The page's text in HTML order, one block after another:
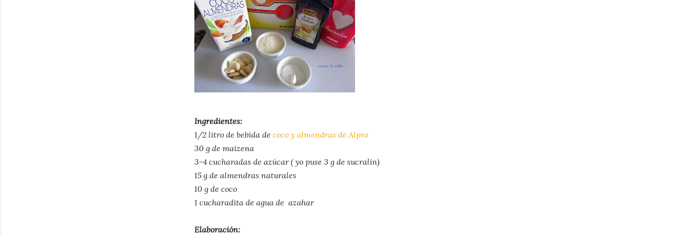
Ingredientes:
1/2 litro de bebida de coco y almendras de Alpro
30 g de maizena
3-4 cucharadas de azúcar ( yo puse 3 g de sucralin)
15 g de almendras naturales
10 g de coco
1 cucharadita de agua de azahar
Elaboración: